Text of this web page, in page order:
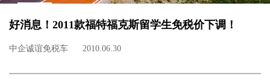
好消息！2011款福特福克斯留学生免税价下调！
中企诚谊免税车 2010.06.30